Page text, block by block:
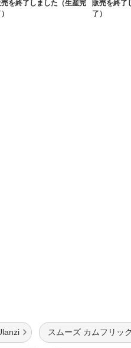
売を終了しました（生産完
販売を終了
了）
スムーズ カムフリッ